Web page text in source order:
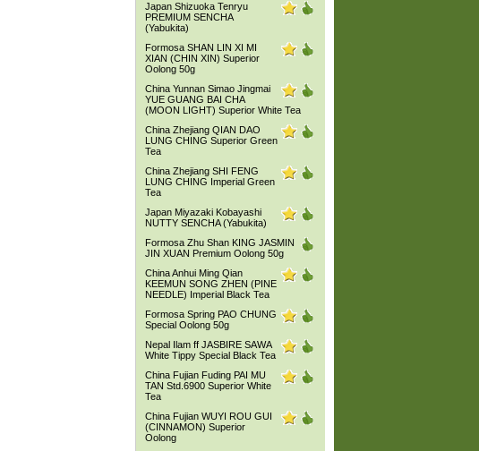
Japan Shizuoka Tenryu
PREMIUM SENCHA
(Yabukita)
Formosa SHAN LIN XI MI
XIAN (CHIN XIN) Superior
Oolong 50g
China Yunnan Simao Jingmai
YUE GUANG BAI CHA
(MOON LIGHT) Superior White Tea
China Zhejiang QIAN DAO
LUNG CHING Superior Green
Tea
China Zhejiang SHI FENG
LUNG CHING Imperial Green
Tea
Japan Miyazaki Kobayashi
NUTTY SENCHA (Yabukita)
Formosa Zhu Shan KING JASMIN
JIN XUAN Premium Oolong 50g
China Anhui Ming Qian
KEEMUN SONG ZHEN (PINE
NEEDLE) Imperial Black Tea
Formosa Spring PAO CHUNG
Special Oolong 50g
Nepal Ilam ff JASBIRE SAWA
White Tippy Special Black Tea
China Fujian Fuding PAI MU
TAN Std.6900 Superior White
Tea
China Fujian WUYI ROU GUI
(CINNAMON) Superior
Oolong